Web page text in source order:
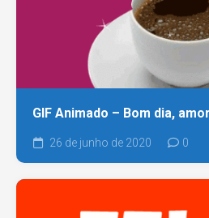
GIF Animado – Bom dia, amor
26 de junho de 2020 0